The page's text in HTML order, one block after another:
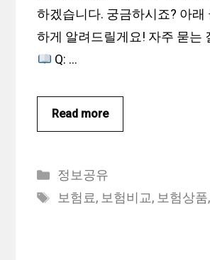
하겠습니다. 궁금하시죠? 아래
하게 알려드릴게요! 자주 묻는
Q: …
Read more
Categories
정보공유
Tags
보험료, 보험비교, 보험상품,